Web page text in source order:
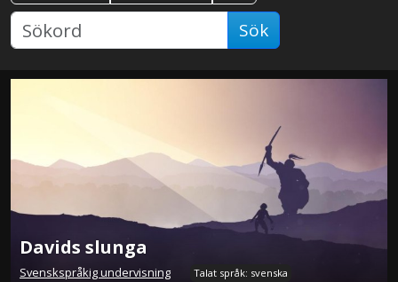
Sök
Davids slunga
Svenskspråkig undervisning Talat språk: svenska